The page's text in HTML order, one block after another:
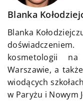
Blanka
Blanka
kosmetologii
Warszawie, a
wiodących
w Paryżu i Nowym